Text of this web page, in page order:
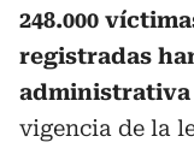
248.000
registradas
administrativa
vigencia de la